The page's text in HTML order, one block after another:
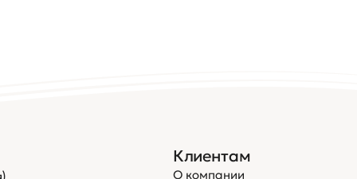
Клиентам
О компании